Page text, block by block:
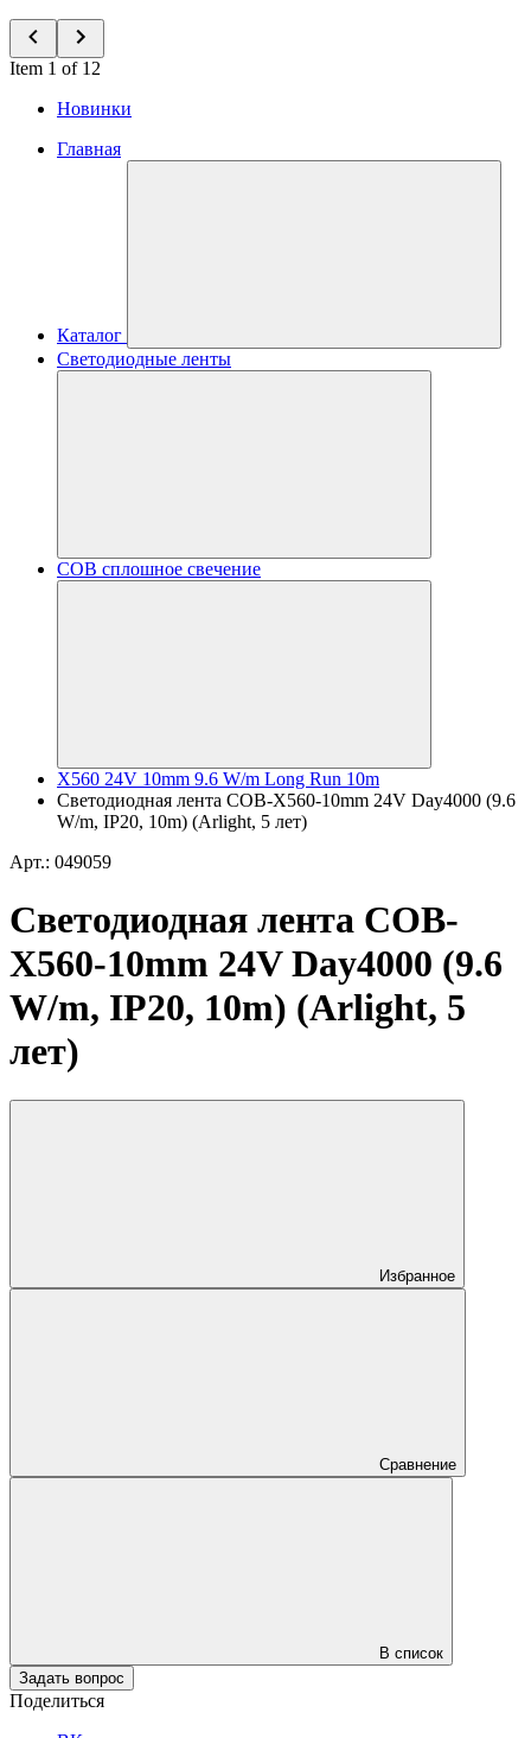
Item 1 of 12
Новинки
Главная
Каталог
Светодиодные ленты
COB сплошное свечение
X560 24V 10mm 9.6 W/m Long Run 10m
Светодиодная лента COB-X560-10mm 24V Day4000 (9.6
W/m, IP20, 10m) (Arlight, 5 лет)
Арт.: 049059
Светодиодная лента COB-
X560-10mm 24V Day4000 (9.6
W/m, IP20, 10m) (Arlight, 5
лет)
Избранное
Сравнение
В список
Задать вопрос
Поделиться